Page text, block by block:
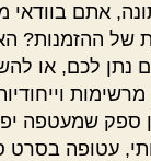
אתם
של ההזמנות?
נתן לכם, או
ספק שמעטפה
עטופה